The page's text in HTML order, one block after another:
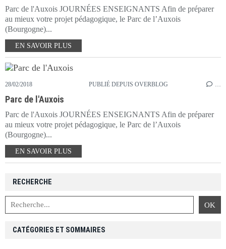
Parc de l'Auxois JOURNÉES ENSEIGNANTS Afin de préparer
au mieux votre projet pédagogique, le Parc de l’Auxois
(Bourgogne)...
EN SAVOIR PLUS
28/02/2018 PUBLIÉ DEPUIS OVERBLOG
Parc de l'Auxois
Parc de l'Auxois JOURNÉES ENSEIGNANTS Afin de préparer
au mieux votre projet pédagogique, le Parc de l’Auxois
(Bourgogne)...
EN SAVOIR PLUS
RECHERCHE
CATÉGORIES ET SOMMAIRES